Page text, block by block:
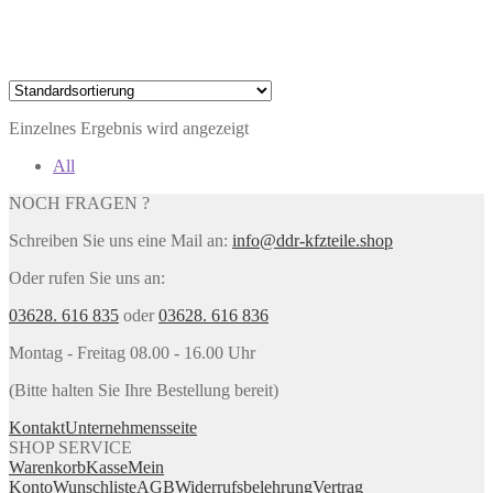
Einzelnes Ergebnis wird angezeigt
All
NOCH FRAGEN ?
Schreiben Sie uns eine Mail an: info@ddr-kfzteile.shop
Oder rufen Sie uns an:
03628. 616 835 oder03628. 616 836
Montag - Freitag 08.00 - 16.00 Uhr
(Bitte halten Sie Ihre Bestellung bereit)
KontaktUnternehmensseite
SHOP SERVICE
WarenkorbKasseMein
KontoWunschlisteAGBWiderrufsbelehrungVertrag